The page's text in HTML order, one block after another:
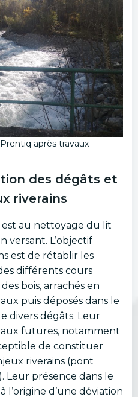
après travaux
des dégâts et
riverains
est au nettoyage du lit
versant. L’objectif
est de rétablir les
différents cours
bois, arrachés en
puis déposés dans le
divers dégâts. Leur
futures, notamment
de constituer
riverains (pont
Leur présence dans le
d’une déviation